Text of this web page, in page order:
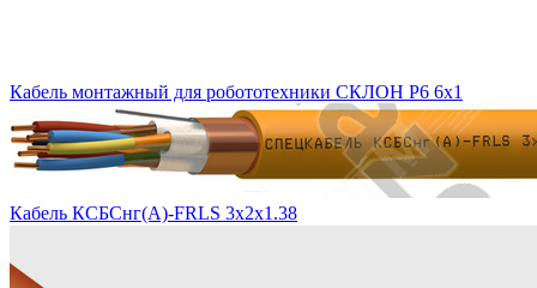
Кабель монтажный для робототехники СКЛОН Р6 6х1
Кабель КСБСнг(А)-FRLS 3х2х1.38